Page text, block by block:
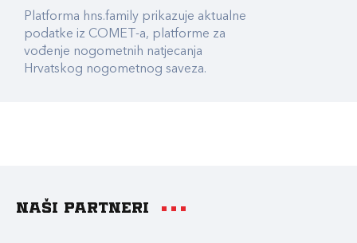
Platforma hns.family prikazuje aktualne
podatke iz COMET-a, platforme za
vođenje nogometnih natjecanja
Hrvatskog nogometnog saveza.
Naši partneri